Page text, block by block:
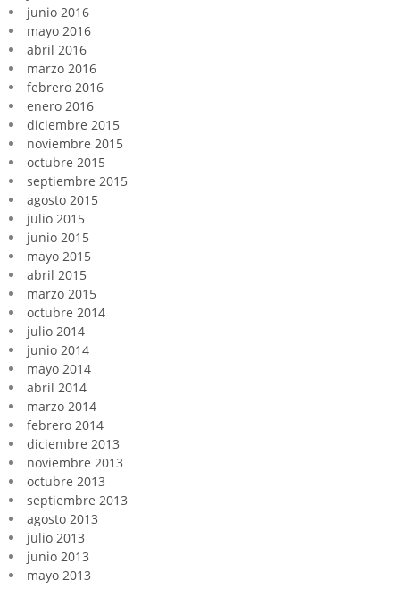
junio 2016
mayo 2016
abril 2016
marzo 2016
febrero 2016
enero 2016
diciembre 2015
noviembre 2015
octubre 2015
septiembre 2015
agosto 2015
julio 2015
junio 2015
mayo 2015
abril 2015
marzo 2015
octubre 2014
julio 2014
junio 2014
mayo 2014
abril 2014
marzo 2014
febrero 2014
diciembre 2013
noviembre 2013
octubre 2013
septiembre 2013
agosto 2013
julio 2013
junio 2013
mayo 2013